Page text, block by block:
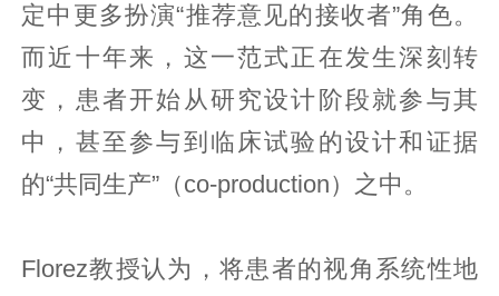
定中更多扮演“推荐意见的接收者”角色。
而近十年来，这一范式正在发生深刻转
变，患者开始从研究设计阶段就参与其
中，甚至参与到临床试验的设计和证据
的“共同生产”（co-production）之中。
Florez教授认为，将患者的视角系统性地